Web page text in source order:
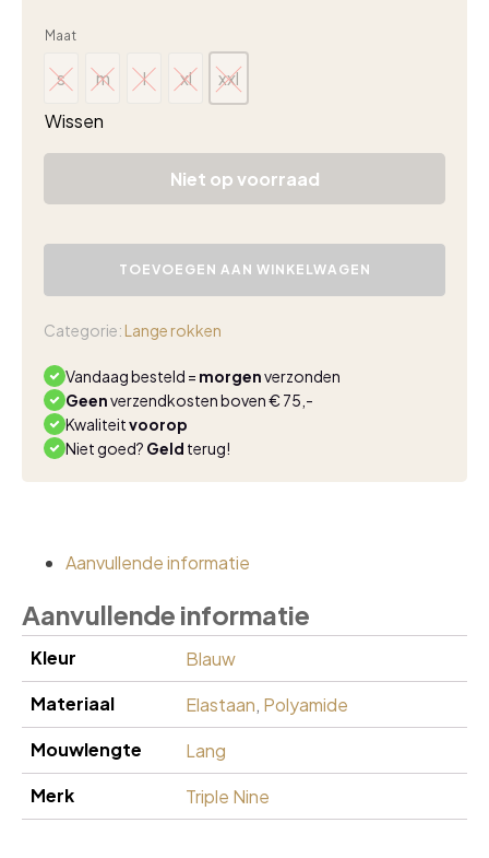
Maat
s
s
m
m
l
l
xl
xl
xxl
xxl
Wissen
Niet op voorraad
Triple
split
aantal
TOEVOEGEN AAN WINKELWAGEN
Categorie: Lange rokken
Vandaag besteld = morgenverzonden
Geenverzendkosten boven € 75,-
Kwaliteitvoorop
Niet goed? Geld terug!
Aanvullende informatie
Aanvullende informatie
Kleur
Blauw
Materiaal
Elastaan, Polyamide
Mouwlengte
Lang
Merk
Triple Nine